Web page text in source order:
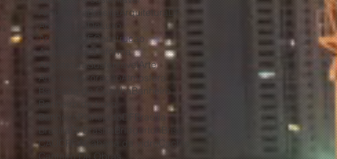
ArquiteturaBrasilia
ArquiteturaDF
ArquiteturaDeLuxo
ArquiteturaEConstrucao
ArquiteturaEReforma
ArquiteturaSustentavelArte
Arte na decoraçãoAtmosfera
Bancada de CozinhaBanheiro
Banheiro de Luxo
BanheiroPlanejadoDF Brasilia
BrasiliaDFBrasília Bridgerton Brise
CAU
CREA Cabana de vidro
Cactos
Canteiro De Obras